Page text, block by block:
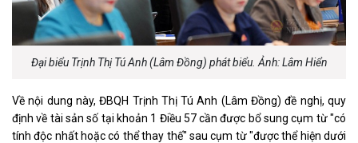
Đại biểu Trịnh Thị Tú Anh (Lâm Đồng) phát biểu. Ảnh: Lâm Hiển
Về nội dung này, ĐBQH Trịnh Thị Tú Anh (Lâm Đồng) đề nghị, quy
định về tài sản số tại khoản 1 Điều 57 cần được bổ sung cụm từ "có
tính độc nhất hoặc có thể thay thế" sau cụm từ "được thể hiện dưới